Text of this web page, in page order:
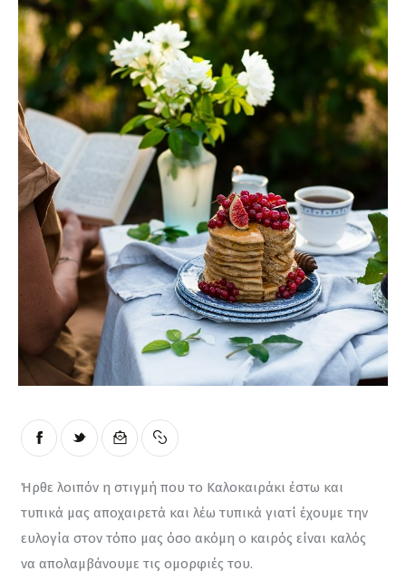
Συνεργασίες
Moments of Mine
FAQ
Ήρθε λοιπόν η στιγμή που το Καλοκαιράκι έστω και
τυπικά μας αποχαιρετά και λέω τυπικά γιατί έχουμε την
ευλογία στον τόπο μας όσο ακόμη ο καιρός είναι καλός
να απολαμβάνουμε τις ομορφιές του.